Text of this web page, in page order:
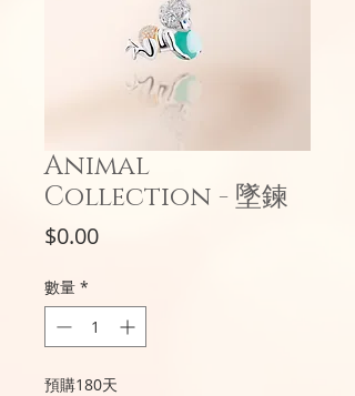
Animal
Collection - 墜鍊
$0.00價
數量 *
預購180天